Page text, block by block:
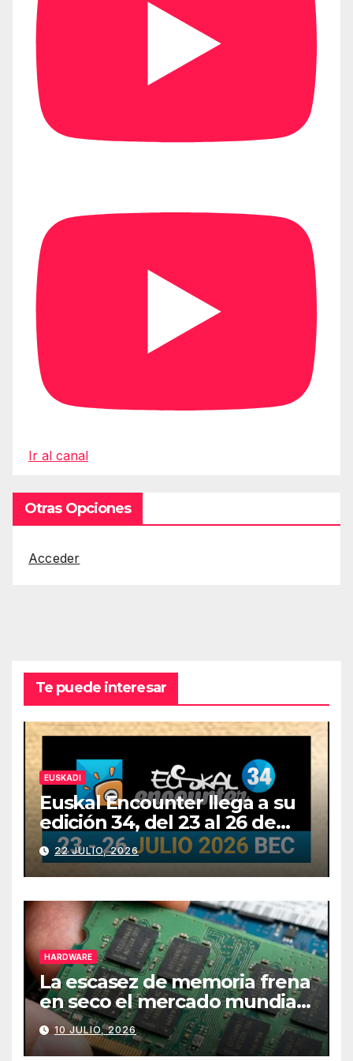
Ir al canal
Otras Opciones
Acceder
Te puede interesar
EUSKADI
Euskal Encounter llega a su
edición 34, del 23 al 26 de
julio
22 JULIO, 2026
HARDWARE
La escasez de memoria frena
en seco el mercado mundial
de PCs
10 JULIO, 2026